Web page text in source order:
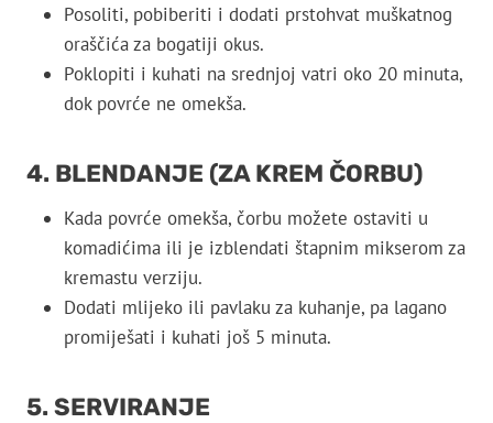
Posoliti, pobiberiti i dodati prstohvat muškatnog
oraščića za bogatiji okus.
Poklopiti i kuhati na srednjoj vatri oko 20 minuta,
dok povrće ne omekša.
4. BLENDANJE (ZA KREM ČORBU)
Kada povrće omekša, čorbu možete ostaviti u
komadićima ili je izblendati štapnim mikserom za
kremastu verziju.
Dodati mlijeko ili pavlaku za kuhanje, pa lagano
promiješati i kuhati još 5 minuta.
5. SERVIRANJE